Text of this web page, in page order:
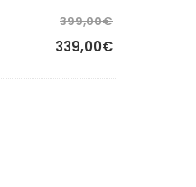
399,00€El
era:
339,00€El
actual